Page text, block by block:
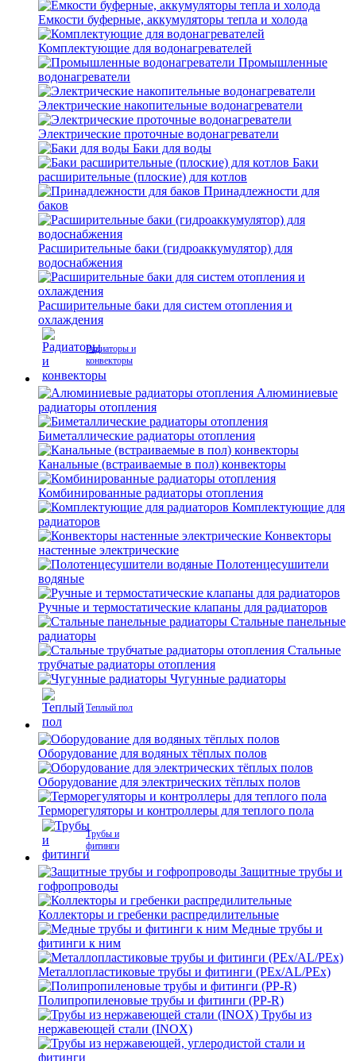
Емкости буферные, аккумуляторы тепла и холода
Комплектующие для водонагревателей
Промышленные
водонагреватели
Электрические накопительные водонагреватели
Электрические проточные водонагреватели
Баки для воды
Баки
расширительные (плоские) для котлов
Принадлежности для
баков
Расширительные баки (гидроаккумулятор) для
водоснабжения
Расширительные баки для систем отопления и
охлаждения
Радиаторы и
конвекторы
Алюминиевые
радиаторы отопления
Биметаллические радиаторы отопления
Канальные (встраиваемые в пол) конвекторы
Комбинированные радиаторы отопления
Комплектующие для
радиаторов
Конвекторы
настенные электрические
Полотенцесушители
водяные
Ручные и термостатические клапаны для радиаторов
Стальные панельные
радиаторы
Стальные
трубчатые радиаторы отопления
Чугунные радиаторы
Теплый пол
Оборудование для водяных тёплых полов
Оборудование для электрических тёплых полов
Терморегуляторы и контроллеры для теплого пола
Трубы и
фитинги
Защитные трубы и
гофропроводы
Коллекторы и гребенки распредилительные
Медные трубы и
фитинги к ним
Металлопластиковые трубы и фитинги (PEx/AL/PEx)
Полипропиленовые трубы и фитинги (PP-R)
Трубы из
нержавеющей стали (INOX)